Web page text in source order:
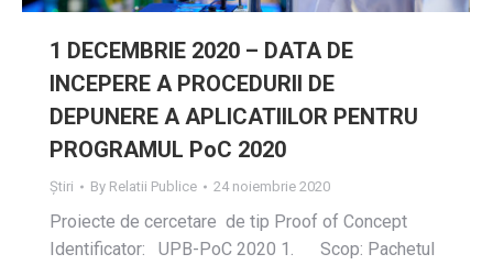
1 DECEMBRIE 2020 – DATA DE
INCEPERE A PROCEDURII DE
DEPUNERE A APLICATIILOR PENTRU
PROGRAMUL PoC 2020
Știri By Relatii Publice 24 noiembrie 2020
Proiecte de cercetare de tip Proof of Concept
Identificator: UPB-PoC 2020 1. Scop: Pachetul